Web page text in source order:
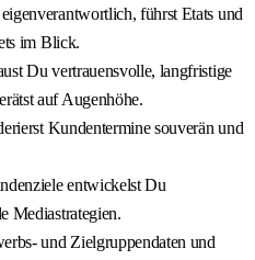
führst Etats und
im Blick.
Du vertrauensvolle, langfristige
auf Augenhöhe.
Kundentermine souverän und
entwickelst Du
Mediastrategien.
und Zielgruppendaten und